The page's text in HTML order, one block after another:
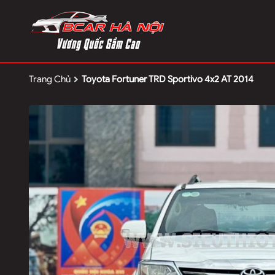
Trang Chủ Toyota Fortuner TRD Sportivo 4x2 AT 2014